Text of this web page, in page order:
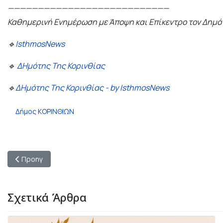
———————————————————————————
Καθημερινή Ενημέρωση με Άποψη και Επίκεντρο τον
🔹IsthmosNews
🔹 ΔΗμότης Της Κορινθίας
🔹ΔΗμότης Της Κορινθίας - by IsthmosNews
Δήμος ΚΟΡΙΝΘΙΩΝ
Προηγούμενο άρθρο: Σύσκεψη στο Υπουργείο Αγροτικής
Προηγ
Σχετικά Άρθρα